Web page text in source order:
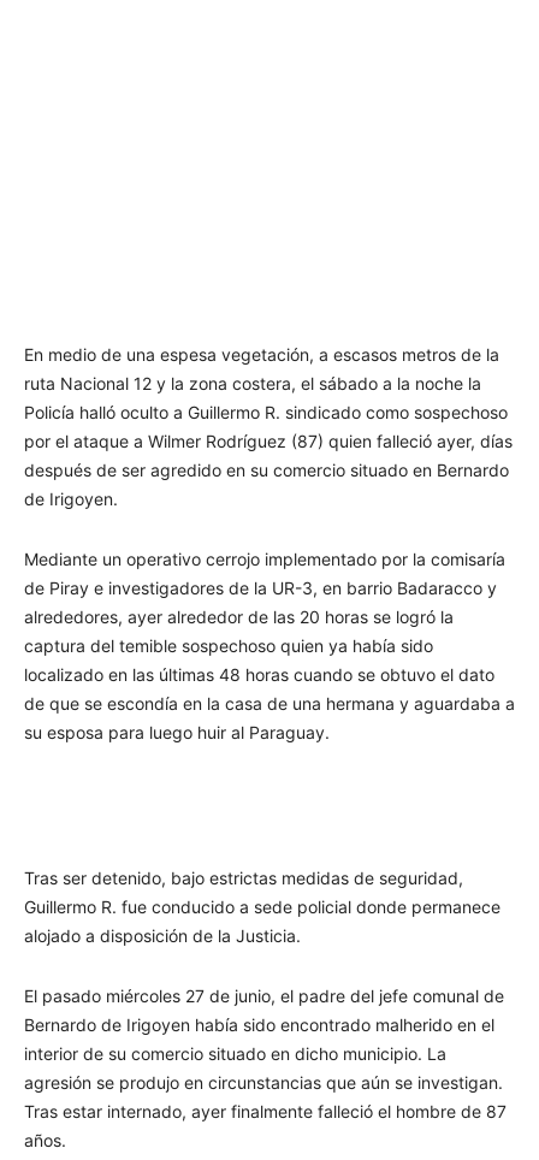
En medio de una espesa vegetación, a escasos metros de la
ruta Nacional 12 y la zona costera, el sábado a la noche la
Policía halló oculto a Guillermo R. sindicado como sospechoso
por el ataque a Wilmer Rodríguez (87) quien falleció ayer, días
después de ser agredido en su comercio situado en Bernardo
de Irigoyen.
Mediante un operativo cerrojo implementado por la comisaría
de Piray e investigadores de la UR-3, en barrio Badaracco y
alrededores, ayer alrededor de las 20 horas se logró la
captura del temible sospechoso quien ya había sido
localizado en las últimas 48 horas cuando se obtuvo el dato
de que se escondía en la casa de una hermana y aguardaba a
su esposa para luego huir al Paraguay.
Tras ser detenido, bajo estrictas medidas de seguridad,
Guillermo R. fue conducido a sede policial donde permanece
alojado a disposición de la Justicia.
El pasado miércoles 27 de junio, el padre del jefe comunal de
Bernardo de Irigoyen había sido encontrado malherido en el
interior de su comercio situado en dicho municipio. La
agresión se produjo en circunstancias que aún se investigan.
Tras estar internado, ayer finalmente falleció el hombre de 87
años.